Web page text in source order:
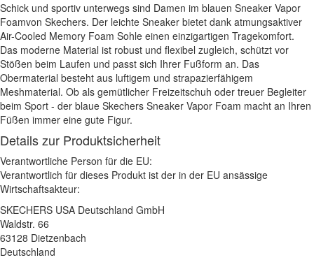
Schick und sportiv unterwegs sind Damen im blauen Sneaker Vapor
Foamvon Skechers. Der leichte Sneaker bietet dank atmungsaktiver
Air-Cooled Memory Foam Sohle einen einzigartigen Tragekomfort.
Das moderne Material ist robust und flexibel zugleich, schützt vor
Stößen beim Laufen und passt sich Ihrer Fußform an. Das
Obermaterial besteht aus luftigem und strapazierfähigem
Meshmaterial. Ob als gemütlicher Freizeitschuh oder treuer Begleiter
beim Sport - der blaue Skechers Sneaker Vapor Foam macht an Ihren
Füßen immer eine gute Figur.
Details zur Produktsicherheit
Verantwortliche Person für die EU:
Verantwortlich für dieses Produkt ist der in der EU ansässige
Wirtschaftsakteur:
SKECHERS USA Deutschland GmbH
Waldstr. 66
63128 Dietzenbach
Deutschland